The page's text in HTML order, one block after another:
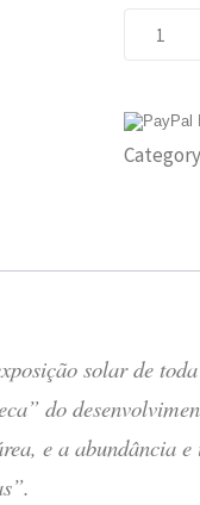
Tamera:
Para
o
Flipbook
solar de
do
e a abundância